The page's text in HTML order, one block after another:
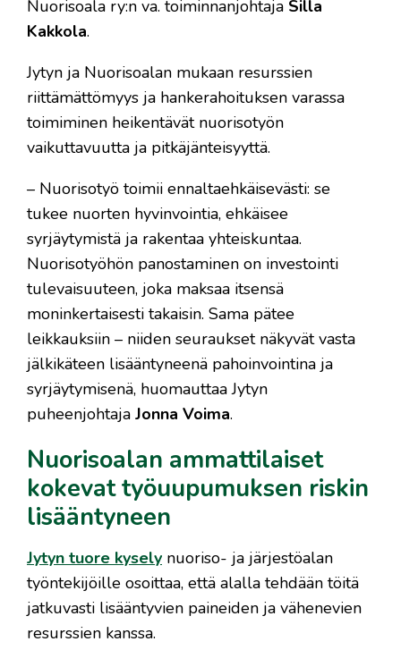
Nuorisoala ry:n va. toiminnanjohtaja Silla
Kakkola.
Jytyn ja Nuorisoalan mukaan resurssien
riittämättömyys ja hankerahoituksen varassa
toimiminen heikentävät nuorisotyön
vaikuttavuutta ja pitkäjänteisyyttä.
– Nuorisotyö toimii ennaltaehkäisevästi: se
tukee nuorten hyvinvointia, ehkäisee
syrjäytymistä ja rakentaa yhteiskuntaa.
Nuorisotyöhön panostaminen on investointi
tulevaisuuteen, joka maksaa itsensä
moninkertaisesti takaisin. Sama pätee
leikkauksiin – niiden seuraukset näkyvät vasta
jälkikäteen lisääntyneenä pahoinvointina ja
syrjäytymisenä, huomauttaa Jytyn
puheenjohtaja Jonna Voima.
Nuorisoalan ammattilaiset
kokevat työuupumuksen riskin
lisääntyneen
Jytyn tuore kysely nuoriso- ja järjestöalan
työntekijöille osoittaa, että alalla tehdään töitä
jatkuvasti lisääntyvien paineiden ja vähenevien
resurssien kanssa.